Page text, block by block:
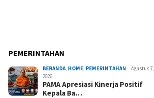
PEMERINTAHAN
BERANDA, HOME, PEMERINTAHAN
Agustus 7,
2026
PAMA Apresiasi Kinerja Positif
Kepala Ba…